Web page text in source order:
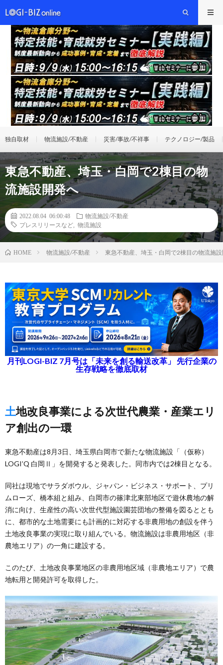
独自取材 物流施設/不動産 災害/事故/不祥事 テクノロジー/製品
東急不動産、埼玉・白岡で2棟目の物
流施設開発へ
2022.08.04 06:00:48
物流施設/不動産
プレスリリースなど
物流施設
HOME 物流施設/不動産 東急不動産、埼玉・白岡で2棟目の物流施
月刊LOGI-BIZ 7月号は「未来を創る輸送改革」 先行企業の
生存戦略を徹底取材
土地改良事業による次世代農業・産業エリ
ア創出の一環
東急不動産は8月3日、埼玉県白岡市で新たな物流施設「（仮称）
LOGI’Q 白岡Ⅱ」を開発すると発表した。同市内では2棟目となる。
同社は現地でサラダボウル、ジャパン・ビジネス・サポート、プリ
ムローズ、橋本組と組み、白岡市の篠津北東部地区で遊休農地の解
消に向け、生産性の高い次世代型施設園芸団地の整備を図るととも
に、都市的な土地需要にも計画的に対応する非農用地の創設を伴う
土地改良事業の実現に取り組んでいる。物流施設は非農用地区（非
農地エリア）の一角に建設する。
このたび、土地改良事業地区の非農用地区域（非農地エリア）で農
地転用と開発許可を取得した。